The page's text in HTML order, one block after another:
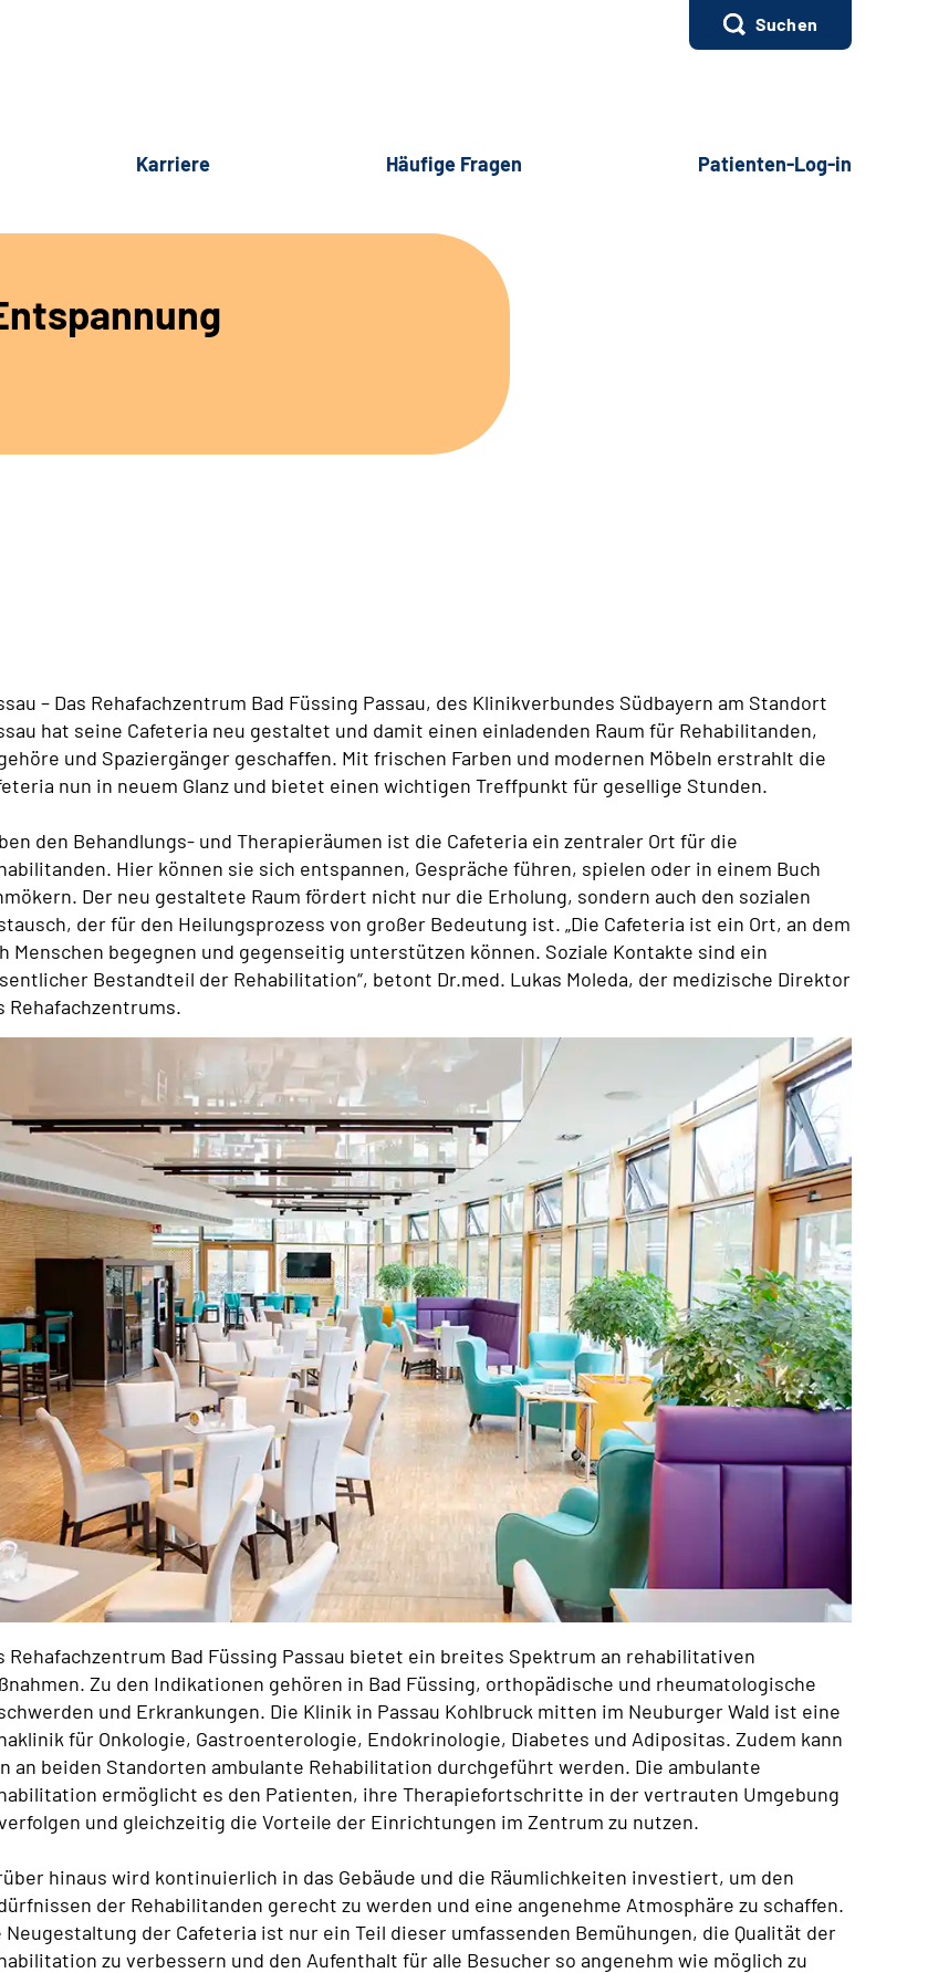
Suchen
Karriere Häufige Fragen Patienten-Log-in
– Das Rehafachzentrum Bad Füssing Passau, des Klinikverbundes Südbayern am Standort
hat seine Cafeteria neu gestaltet und damit einen einladenden Raum für Rehabilitanden,
und Spaziergänger geschaffen. Mit frischen Farben und modernen Möbeln erstrahlt die
nun in neuem Glanz und bietet einen wichtigen Treffpunkt für gesellige Stunden.
den Behandlungs- und Therapieräumen ist die Cafeteria ein zentraler Ort für die
Hier können sie sich entspannen, Gespräche führen, spielen oder in einem Buch
Der neu gestaltete Raum fördert nicht nur die Erholung, sondern auch den sozialen
der für den Heilungsprozess von großer Bedeutung ist. „Die Cafeteria ist ein Ort, an dem
Menschen begegnen und gegenseitig unterstützen können. Soziale Kontakte sind ein
Bestandteil der Rehabilitation“, betont Dr.med. Lukas Moleda, der medizische Direktor
Rehafachzentrums.
Rehafachzentrum Bad Füssing Passau bietet ein breites Spektrum an rehabilitativen
Zu den Indikationen gehören in Bad Füssing, orthopädische und rheumatologische
und Erkrankungen. Die Klinik in Passau Kohlbruck mitten im Neuburger Wald ist eine
für Onkologie, Gastroenterologie, Endokrinologie, Diabetes und Adipositas. Zudem kann
an beiden Standorten ambulante Rehabilitation durchgeführt werden. Die ambulante
ermöglicht es den Patienten, ihre Therapiefortschritte in der vertrauten Umgebung
und gleichzeitig die Vorteile der Einrichtungen im Zentrum zu nutzen.
hinaus wird kontinuierlich in das Gebäude und die Räumlichkeiten investiert, um den
der Rehabilitanden gerecht zu werden und eine angenehme Atmosphäre zu schaffen.
Neugestaltung der Cafeteria ist nur ein Teil dieser umfassenden Bemühungen, die Qualität der
zu verbessern und den Aufenthalt für alle Besucher so angenehm wie möglich zu